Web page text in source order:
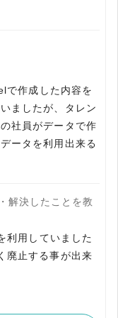
で作成した内容を
ましたが、タレン
社員がデータで作
ータを利用出来る
解決したことを教
利用していました
廃止する事が出来